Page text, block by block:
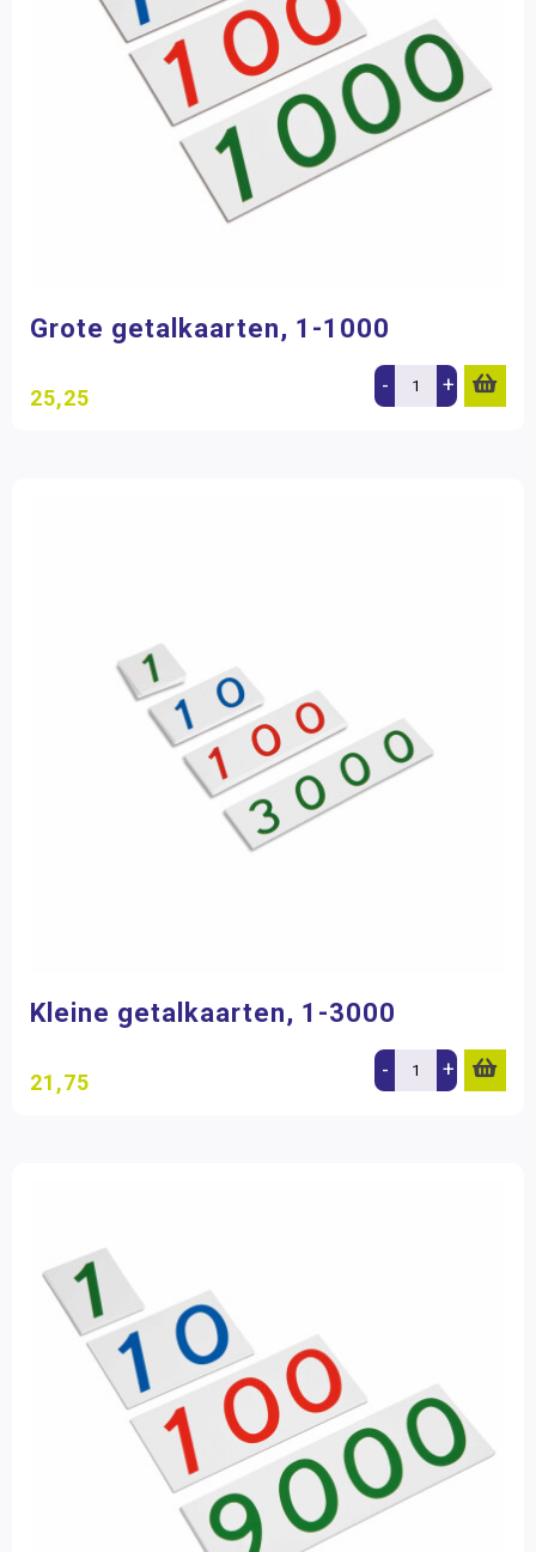
Grote getalkaarten, 1-1000
25,25 - +
Kleine getalkaarten, 1-3000
21,75 - +